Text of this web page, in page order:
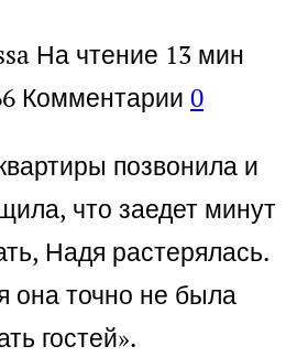
На чтение 13 мин
Комментарии 0
позвонила и
что заедет минут
Надя растерялась.
она точно не была
гостей».